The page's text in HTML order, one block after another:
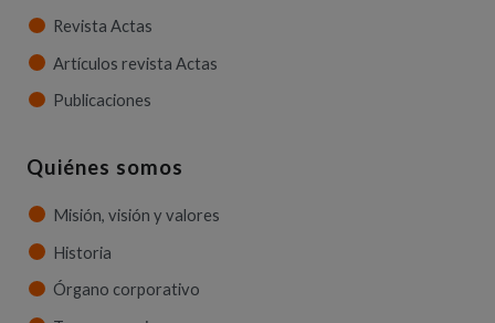
Revista Actas
Artículos revista Actas
Publicaciones
Quiénes somos
Misión, visión y valores
Historia
Órgano corporativo